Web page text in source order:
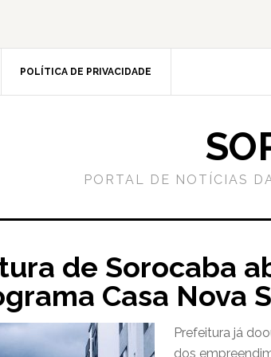
POLÍTICA DE PRIVACIDADE
PORTAL DE NOTÍCIAS
de Sorocaba
Casa Nova
Prefeitura já
dos